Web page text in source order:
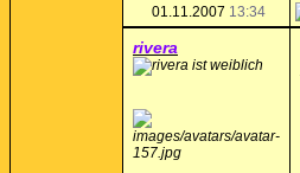
01.11.2007 13:34
rivera